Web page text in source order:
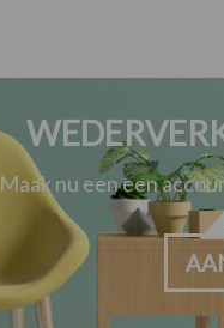
Maak nu een een